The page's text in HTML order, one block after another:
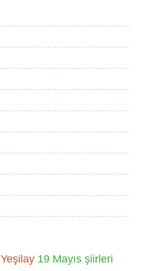
Yeşilay 19 Mayıs şiirleri